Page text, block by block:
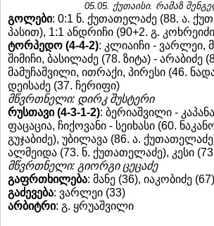
05.05. ქუთაისი. რამაზ
გოლები: 0:1 ნ. ქუთათელაძე (88. ა.
პასით), 1:1 ანდრიჩი (90+2. გ.
ტორპედო (4-4-2): კლიაიჩი - ვარლეი,
შიმიჩი, ბასილაძე (78. ზიტა) - არაბიძე
მამუჩაშვილი, ითრაქი, პირესი (46.
დეისაძე (37. ჩერიფი)
მწვრთნელი: დირკ შუსტერი
რუსთავი (4-3-1-2): ბერიაშვილი -
ფაცაცია, ჩიქოვანი - სეიხასი (60.
გუჯაბიძე), უბილავა (86. ა.
ალმეიდა (73. ნ. ქუთათელაძე), კესი
მწვრთნელი: გიორგი ცეცაძე
გაფრთხილება: მანე (36), იაკობიძე (67)
გაძევება: ვარლეი (33)
არბიტრი: გ. ყრუაშვილი